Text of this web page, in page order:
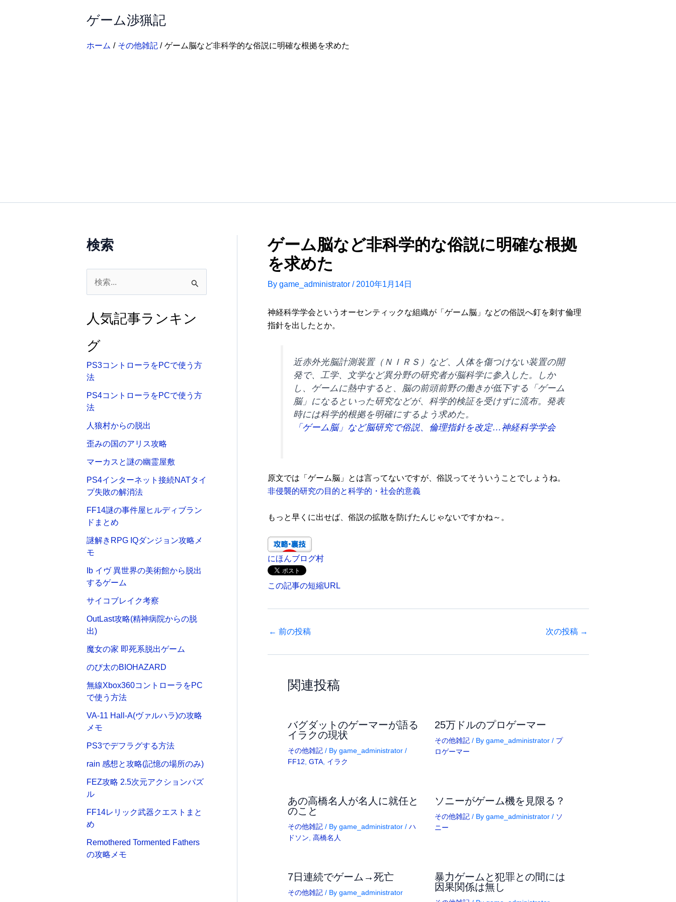
ゲーム渉猟記
ホーム その他雑記 ゲーム脳など非科学的な俗説に明確な根拠を求めた
検索
象人気記事ランキン
グ
PS3コントローラをPCで使う方
法
PS4コントローラをPCで使う方
法
人狼村からの脱出
歪みの国のアリス攻略
マーカスと謎の幽霊屋敷
PS4インターネット接続NATタイ
プ失敗の解消法
FF14謎の事件屋ヒルディブラン
ドまとめ
謎解きRPG IQダンジョン攻略メ
モ
Ib イヴ 異世界の美術館から脱出
するゲーム
サイコブレイク考察
OutLast攻略(精神病院からの脱
出)
魔女の家 即死系脱出ゲーム
のび太のBIOHAZARD
無線Xbox360コントローラをPC
で使う方法
VA-11 Hall-A(ヴァルハラ)の攻略
メモ
PS3でデフラグする方法
rain 感想と攻略(記憶の場所のみ)
FEZ攻略 2.5次元アクションパズ
ル
FF14レリック武器クエストまと
め
Remothered Tormented Fathers
の攻略メモ
ゲーム脳など非科学的な俗説に明確な根拠
を求めた
By game_administrator / 2010年1月14日
神経科学学会というオーセンティックな組織が「ゲーム脳」などの俗説へ釘を刺す倫理
指針を出したとか。
近赤外光脳計測装置（ＮＩＲＳ）など、人体を傷つけない装置の開
発で、工学、文学など異分野の研究者が脳科学に参入した。しか
し、ゲームに熱中すると、脳の前頭前野の働きが低下する「ゲーム
脳」になるといった研究などが、科学的検証を受けずに流布。発表
時には科学的根拠を明確にするよう求めた。
「ゲーム脳」など脳研究で俗説、倫理指針を改定…神経科学学会
原文では「ゲーム脳」とは言ってないですが、俗説ってそういうことでしょうね。
非侵襲的研究の目的と科学的・社会的意義
もっと早くに出せば、俗説の拡散を防げたんじゃないですかね～。
にほんブログ村
この記事の短縮URL
← 前の投稿 次の投稿 →
関連投稿
バグダットのゲーマーが語る
イラクの現状
その他雑記 / By game_administrator /
FF12 GTA イラク
25万ドルのプロゲーマー
その他雑記 / By game_administrator / プ
ロゲーマー
あの高橋名人が名人に就任と
のこと
その他雑記 / By game_administrator / ハ
ドソン 高橋名人
ソニーがゲーム機を見限る？
その他雑記 / By game_administrator / ソ
ニー
7日連続でゲーム→死亡
その他雑記 / By game_administrator
暴力ゲームと犯罪との間には
因果関係は無し